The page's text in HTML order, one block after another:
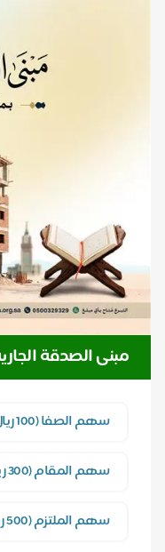
مبنى الصدقة الجارية - في
سهم الصفا (100 ريال)
سهم المقام (300 ريال)
سهم الملتزم (500 ريال)